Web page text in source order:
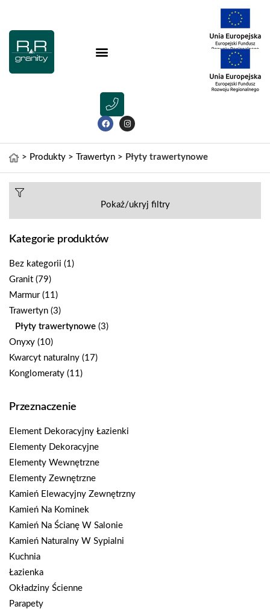
> Produkty > Trawertyn > Płyty trawertynowe
Pokaż/ukryj filtry
Kategorie produktów
Bez kategorii (1)
Granit (79)
Marmur (11)
Trawertyn (3)
Płyty trawertynowe (3)
Onyxy (10)
Kwarcyt naturalny (17)
Konglomeraty (11)
Przeznaczenie
Element Dekoracyjny Łazienki
Elementy Dekoracyjne
Elementy Wewnętrzne
Elementy Zewnętrzne
Kamień Elewacyjny Zewnętrzny
Kamień Na Kominek
Kamień Na Ścianę W Salonie
Kamień Naturalny W Sypialni
Kuchnia
Łazienka
Okładziny Ścienne
Parapety